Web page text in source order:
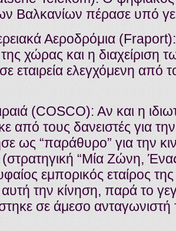
Βαλκανίων πέρασε υπό
Αεροδρόμια
χώρας και η διαχείριση
εταιρεία ελεγχόμενη από
(COSCO): Αν και η
από τους δανειστές για
ως “παράθυρο” για την
“Μία Ζώνη,
εμπορικός εταίρος
την κίνηση, παρά το
σε άμεσο